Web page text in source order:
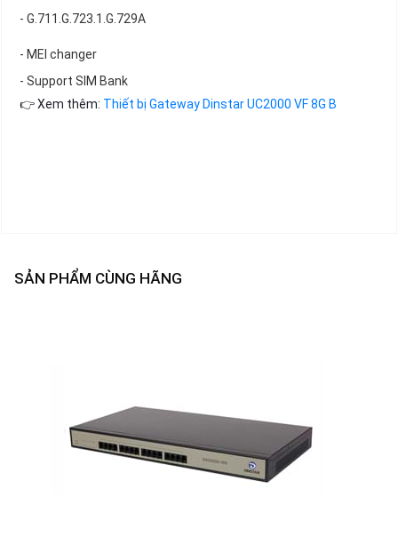
- G.711.G.723.1.G.729A
- MEI changer
- Support SIM Bank
👉 Xem thêm: Thiết bị Gateway Dinstar UC2000 VF 8G B
SẢN PHẨM CÙNG HÃNG